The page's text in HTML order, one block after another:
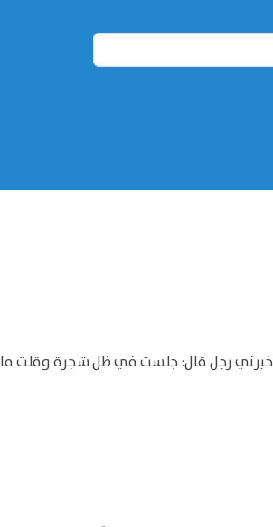
اخبرني رجل قال: جلست في ظل شجرة وقلت